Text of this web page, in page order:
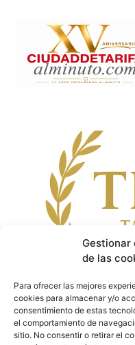
Gestionar
de las
Para ofrecer las mejores
cookies para almacenar y/o
consentimiento de estas
el comportamiento de
sitio. No consentir o retirar el